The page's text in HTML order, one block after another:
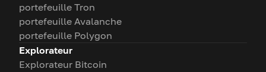
portefeuille Tron
portefeuille Avalanche
portefeuille Polygon
Explorateur
Explorateur Bitcoin